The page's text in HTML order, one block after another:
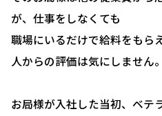
が、仕事をしなくても
職場にいるだけで給料をもら
人からの評価は気にしません。
お局様が入社した当初、ベテ